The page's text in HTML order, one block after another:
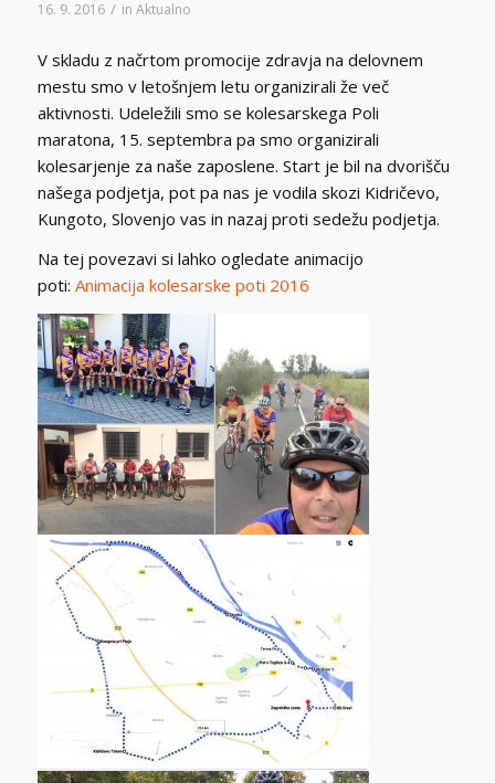
16. 9. 2016 / in Aktualno
V skladu z načrtom promocije zdravja na delovnem
mestu smo v letošnjem letu organizirali že več
aktivnosti. Udeležili smo se kolesarskega Poli
maratona, 15. septembra pa smo organizirali
kolesarjenje za naše zaposlene. Start je bil na dvorišču
našega podjetja, pot pa nas je vodila skozi Kidričevo,
Kungoto, Slovenjo vas in nazaj proti sedežu podjetja.
Na tej povezavi si lahko ogledate animacijo
poti: Animacija kolesarske poti 2016